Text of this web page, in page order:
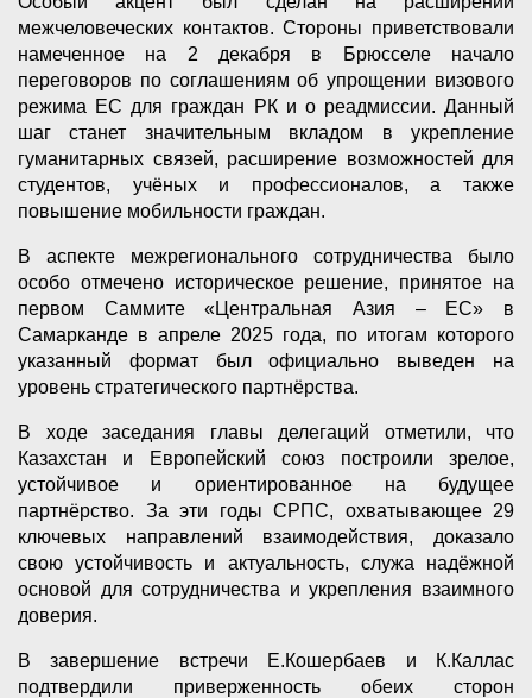
межчеловеческих контактов. Стороны приветствовали
намеченное на 2 декабря в Брюсселе начало
переговоров по соглашениям об упрощении визового
режима ЕС для граждан РК и о реадмиссии. Данный
шаг станет значительным вкладом в укрепление
гуманитарных связей, расширение возможностей для
студентов, учёных и профессионалов, а также
повышение мобильности граждан.
В аспекте межрегионального сотрудничества было
особо отмечено историческое решение, принятое на
первом Саммите «Центральная Азия – ЕС» в
Самарканде в апреле 2025 года, по итогам которого
указанный формат был официально выведен на
уровень стратегического партнёрства.
В ходе заседания главы делегаций отметили, что
Казахстан и Европейский союз построили зрелое,
устойчивое и ориентированное на будущее
партнёрство. За эти годы СРПС, охватывающее 29
ключевых направлений взаимодействия, доказало
свою устойчивость и актуальность, служа надёжной
основой для сотрудничества и укрепления взаимного
доверия.
В завершение встречи Е.Кошербаев и К.Каллас
подтвердили приверженность обеих сторон